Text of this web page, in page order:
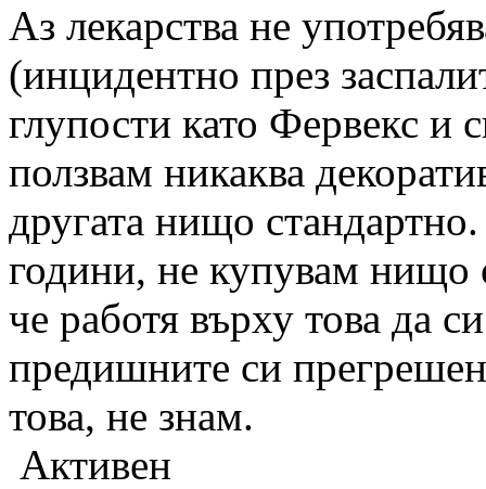
Аз лекарства не
(инцидентно през
глупости като Фервекс и
ползвам никаква
другата нищо
години, не купувам нищо
че работя върху това да
предишните си
това, не знам.
Активен